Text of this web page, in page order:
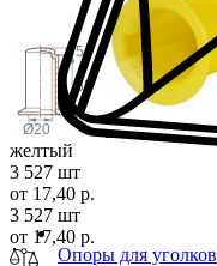
Опоры для уголков
55
5
Ø20
желтый
3 527 шт
от 17,40 р.
3 527 шт
от 17,40 р.